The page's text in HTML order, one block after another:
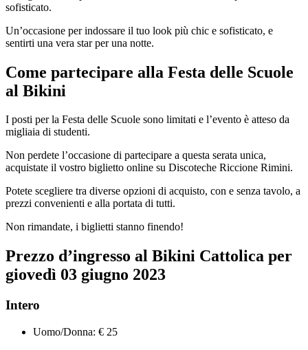
sofisticato.
Un’occasione per indossare il tuo look più chic e sofisticato, e
sentirti una vera star per una notte.
Come partecipare alla Festa delle Scuole
al Bikini
I posti per la Festa delle Scuole sono limitati e l’evento è atteso da
migliaia di studenti.
Non perdete l’occasione di partecipare a questa serata unica,
acquistate il vostro biglietto online su Discoteche Riccione Rimini.
Potete scegliere tra diverse opzioni di acquisto, con e senza tavolo, a
prezzi convenienti e alla portata di tutti.
Non rimandate, i biglietti stanno finendo!
Prezzo d’ingresso al Bikini Cattolica per
giovedì 03 giugno 2023
Intero
Uomo/Donna: € 25